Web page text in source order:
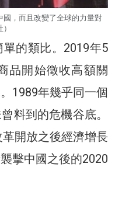
，而且改變了全球的力量對
的類比。2019年5
品開始徵收高額關
1989年幾乎同一個
料到的危機谷底。
開放之後經濟增長
擊中國之後的2020